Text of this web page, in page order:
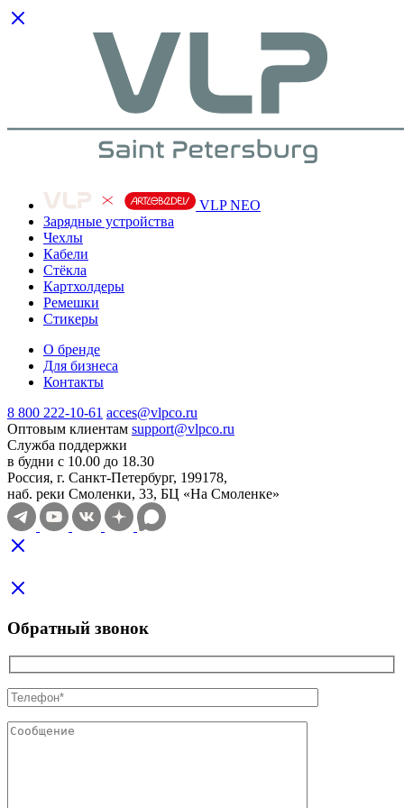
VLP NEO
Зарядные устройства
Чехлы
Кабели
Cтёкла
Картхолдеры
Ремешки
Стикеры
О бренде
Для бизнеса
Контакты
8 800 222-10-61 acces@vlpco.ru
Оптовым клиентам support@vlpco.ru
Служба поддержки
в будни с 10.00 до 18.30
Россия, г. Санкт-Петербург, 199178,
наб. реки Смоленки, 33, БЦ «На Смоленке»
Обратный звонок